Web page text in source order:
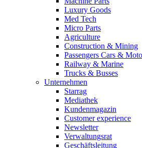
Luxury Goods
Med Tech
Micro Parts
Agriculture
Construction & Mining
Passengers Cars &
Railway & Marine
Trucks & Busses
Unternehmen
Starrag
Mediathek
Kundenmagazin
Customer experience
Newsletter
Verwaltungsrat
Geschäftsleitung